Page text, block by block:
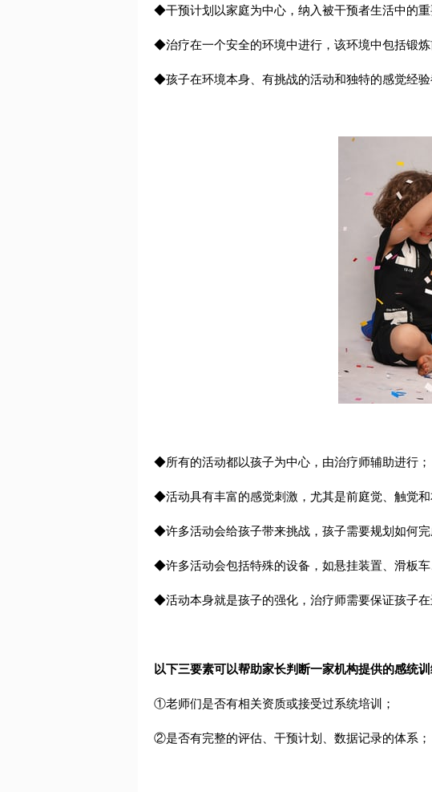
◆干预计划以家庭为中心，纳入被干预者生活中的
◆治疗在一个安全的环境中进行，该环境中包括锻
◆孩子在环境本身、有挑战的活动和独特的感觉经验
◆所有的活动都以孩子为中心，由治疗师辅助进行；
◆活动具有丰富的感觉刺激，尤其是前庭觉、触觉
◆许多活动会给孩子带来挑战，孩子需要规划如何
◆许多活动会包括特殊的设备，如悬挂装置、滑板车
◆活动本身就是孩子的强化，治疗师需要保证孩子
以下三要素可以帮助家长判断一家机构提供的感统训
①老师们是否有相关资质或接受过系统培训；
②是否有完整的评估、干预计划、数据记录的体系；